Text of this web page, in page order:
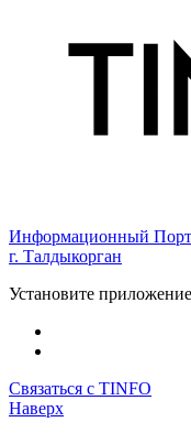
Информационный
г. Талдыкорган
Установите
Связаться с TINFO
Наверх